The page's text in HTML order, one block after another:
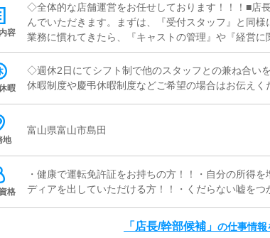
容
◇全体的な店舗運営をお任せしております！！！■店
んでいただきます。まずは、『受付スタッフ』と同様
業務に慣れてきたら、『キャストの管理』や『経営に
い方だと１年ぐらいで、店長として新しい店舗の運
からのお問合せや来店されたお客様の案内を行って
事項の喚起などをお願いします。簡単なマニュアルや
向上】【キャストの方の入店数の増加】など、売上
R（写メ日記）などの使い方などのアドバイスを行っ
など、ポータルサイト等の店舗情報更新作業を行っ
ト、求人ブログの作成となります。基本的にはボタン
暇
◇週休2日にてシフト制で他のスタッフとの兼ね合い
休暇制度や慶弔休暇制度などご希望の場合はお伝えく
地
富山県富山市島田
格
・健康で運転免許証をお持ちの方！！・自分の所得
ディアを出していただける方！！・くだらない嘘をつ
「店長/幹部候補」 の仕事情報